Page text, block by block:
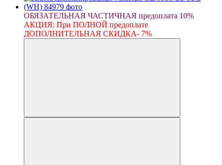
ОБЯЗАТЕЛЬНАЯ ЧАСТИЧНАЯ предоплата 10%
АКЦИЯ: При ПОЛНОЙ предоплате
ДОПОЛНИТЕЛЬНАЯ СКИДКА- 7%